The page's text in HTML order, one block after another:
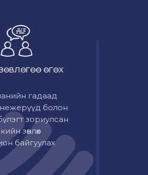
өгөх
гадаад
болон
зориулсан
зөвлөх
байгуулах